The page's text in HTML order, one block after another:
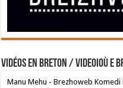
Vidéos en breton / Videoioù e
Manu Mehu - Brezhoweb Komedi